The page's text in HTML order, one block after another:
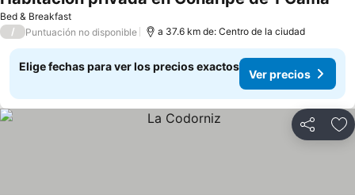
Bed & Breakfast
/ Puntuación no disponible a 37.6 km de: Centro de la ciudad
Elige fechas para ver los precios exactos
Ver precios
Compartir